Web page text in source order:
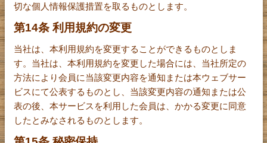
切な個人情報保護措置を取るものとします。
第14条 利用規約の変更
当社は、本利用規約を変更することができるものとしま
す。当社は、本利用規約を変更した場合には、当社所定の
方法により会員に当該変更内容を通知または本ウェブサー
ビスにて公表するものとし、当該変更内容の通知または公
表の後、本サービスを利用した会員は、かかる変更に同意
したとみなされるものとします。